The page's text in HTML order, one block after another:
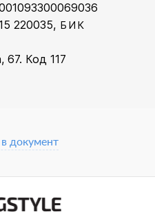
220035, БИК
67. Код 117
документ